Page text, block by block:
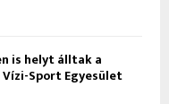
is helyt álltak a
Sport Egyesület